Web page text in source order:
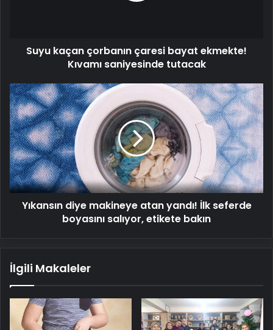
Suyu kaçan çorbanın çaresi bayat ekmekte!
Kıvamı saniyesinde tutacak
Yıkansın
diye
makineye
atan
yandı!
İlk
seferde
boyasını
salıyor,
etikete
Yıkansın diye makineye atan yandı! İlk seferde
boyasını salıyor, etikete bakın
İlgili Makaleler